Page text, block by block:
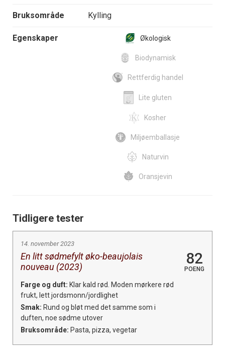
Bruksområde Kylling
Egenskaper Økologisk
Biodynamisk
Rettferdig handel
Lite gluten
Kosher
Miljøemballasje
Naturvin
Oransjevin
Tidligere tester
14. november 2023
En litt sødmefylt øko-beaujolais
nouveau (2023)
82
POENG
Farge og duft: Klar kald rød. Moden mørkere rød
frukt, lett jordsmonn/jordlighet
Smak: Rund og bløt med det samme som i
duften, noe sødme utover
Bruksområde: Pasta, pizza, vegetar